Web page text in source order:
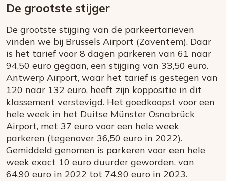
De grootste stijger
De grootste stijging van de parkeertarieven
vinden we bij Brussels Airport (Zaventem). Daar
is het tarief voor 8 dagen parkeren van 61 naar
94,50 euro gegaan, een stijging van 33,50 euro.
Antwerp Airport, waar het tarief is gestegen van
120 naar 132 euro, heeft zijn koppositie in dit
klassement verstevigd. Het goedkoopst voor een
hele week in het Duitse Münster Osnabrück
Airport, met 37 euro voor een hele week
parkeren (tegenover 36,50 euro in 2022).
Gemiddeld genomen is parkeren voor een hele
week exact 10 euro duurder geworden, van
64,90 euro in 2022 tot 74,90 euro in 2023.